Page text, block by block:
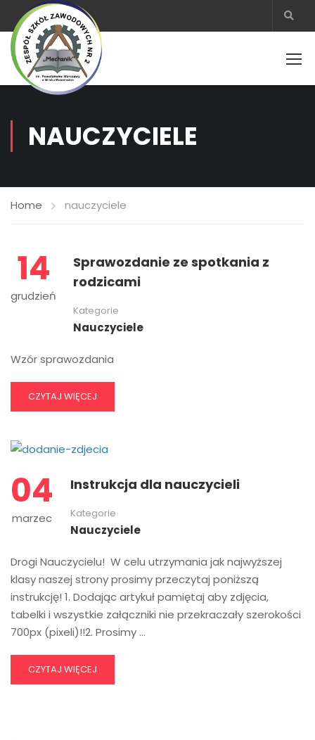
NAUCZYCIELE
Home nauczyciele
14
grudzień
Sprawozdanie ze spotkania z
rodzicami
Kategorie
Nauczyciele
Wzór sprawozdania
CZYTAJ WIĘCEJ
04
marzec
Instrukcja dla nauczycieli
Kategorie
Nauczyciele
Drogi Nauczycielu! W celu utrzymania jak najwyższej
klasy naszej strony prosimy przeczytaj poniższą
instrukcję! 1. Dodając artykuł pamiętaj aby zdjęcia,
tabelki i wszystkie załączniki nie przekraczały szerokości
700px (pixeli)!!2. Prosimy …
CZYTAJ WIĘCEJ